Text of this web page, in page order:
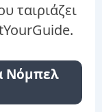
ταιριάζει
Νόμπελ